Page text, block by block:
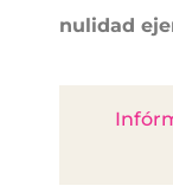
nulidad